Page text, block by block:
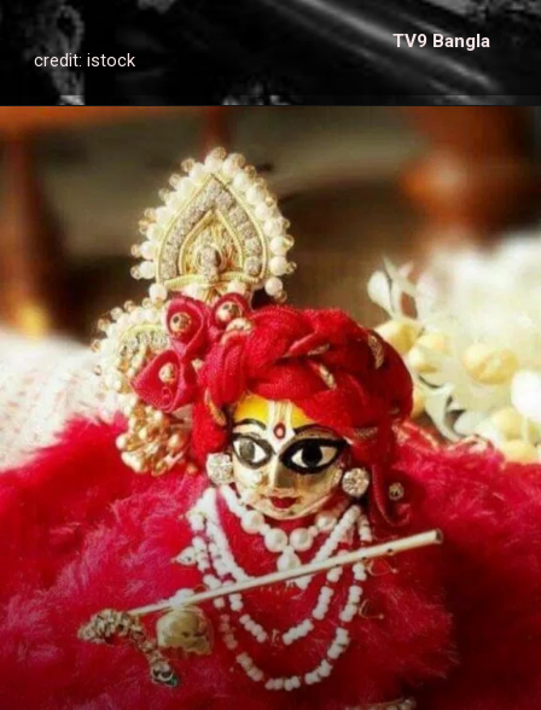
credit: istock
TV9 Bangla